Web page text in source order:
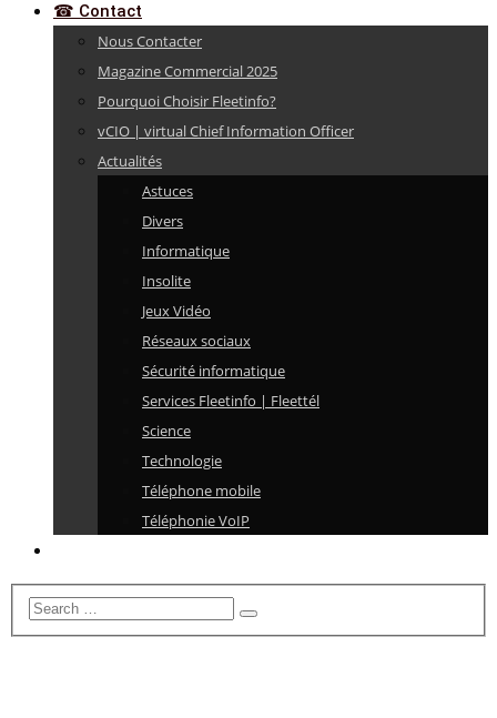
☎ Contact
Nous Contacter
Magazine Commercial 2025
Pourquoi Choisir Fleetinfo?
vCIO | virtual Chief Information Officer
Actualités
Astuces
Divers
Informatique
Insolite
Jeux Vidéo
Réseaux sociaux
Sécurité informatique
Services Fleetinfo | Fleettél
Science
Technologie
Téléphone mobile
Téléphonie VoIP